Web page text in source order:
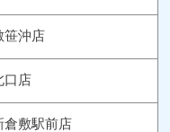
笹沖店
口店
倉敷駅前店